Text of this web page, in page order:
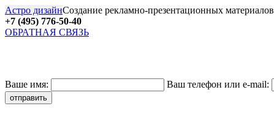
Астро дизайнСоздание рекламно-презентационных материалов
+7 (495) 776-50-40
ОБРАТНАЯ СВЯЗЬ
Ваше имя: Ваш телефон или e-mail: